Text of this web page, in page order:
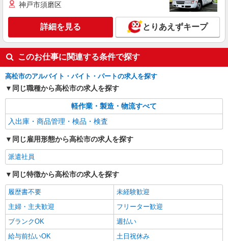
神戸市須磨区
詳細を見る とりあえずキープ
このお仕事に関連する条件で探す
高松市のアルバイト・バイト・パートの求人を探す
同じ職種から高松市の求人を探す
軽作業・製造・物流すべて
入出庫・商品管理・検品・検査
同じ雇用形態から高松市の求人を探す
派遣社員
同じ特徴から高松市の求人を探す
履歴書不要
未経験歓迎
主婦・主夫歓迎
フリーター歓迎
ブランクOK
週払い
給与前払いOK
土日祝休み